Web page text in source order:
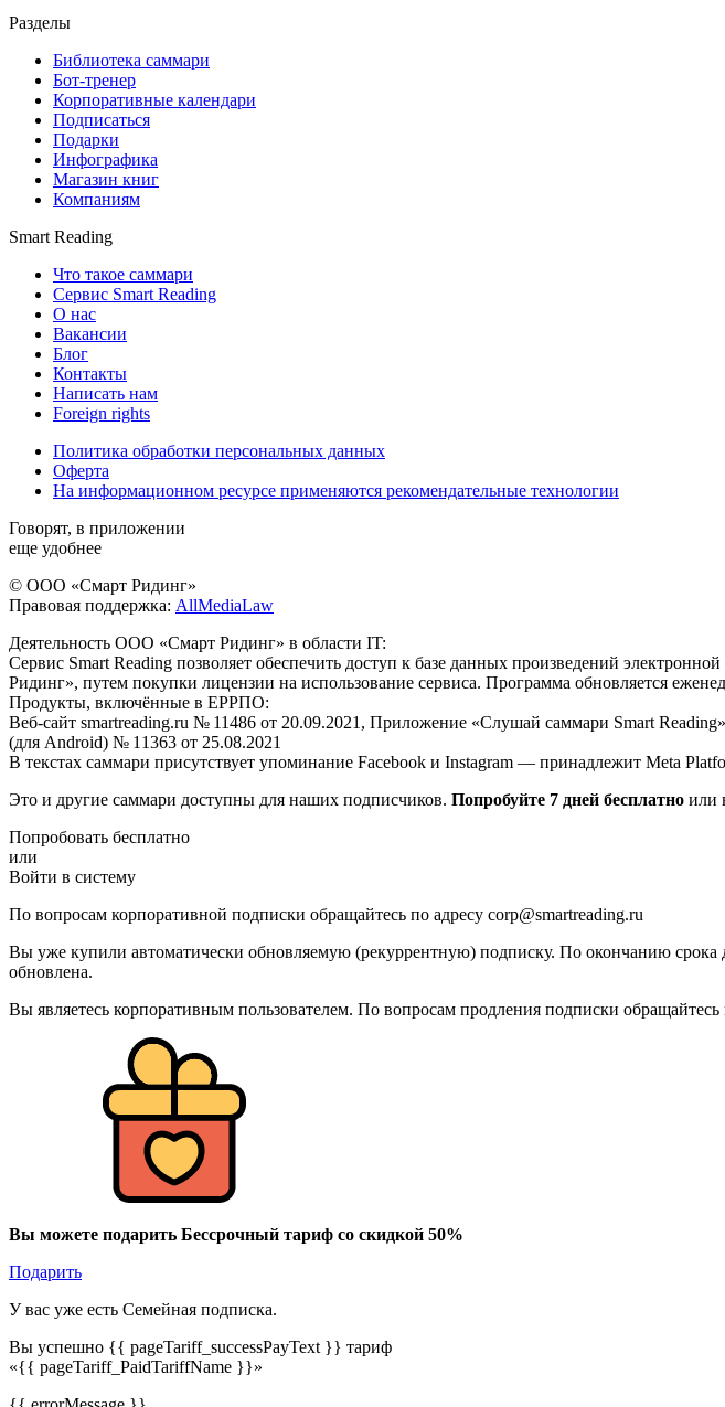
Разделы
Библиотека саммари
Бот-тренер
Корпоративные календари
Подписаться
Подарки
Инфографика
Магазин книг
Компаниям
Smart Reading
Что такое саммари
Сервис Smart Reading
О нас
Вакансии
Блог
Контакты
Написать нам
Foreign rights
Политика обработки персональных данных
Оферта
На информационном ресурсе применяются рекомендательные технологии
Говорят, в приложении
еще удобнее
© ООО «Смарт Ридинг»
Правовая поддержка: AllMediaLaw
Деятельность ООО «Смарт Ридинг» в области IT:
Сервис Smart Reading позволяет обеспечить доступ к базе данных произведений
Ридинг», путем покупки лицензии на использование сервиса. Программа обновляется
Продукты, включённые в ЕРРПО:
Веб-сайт smartreading.ru № 11486 от 20.09.2021, Приложение «Слушай саммари Smart
(для Android) № 11363 от 25.08.2021
В текстах саммари присутствует упоминание Facebook и Instagram — принадлежит Meta
Это и другие саммари доступны для наших подписчиков. Попробуйте 7 дней бесплатно или
Попробовать бесплатно
или
Войти в систему
По вопросам корпоративной подписки обращайтесь по адресу corp@smartreading.ru
Вы уже купили автоматически обновляемую (рекуррентную) подписку. По окончанию срока
обновлена.
Вы являетесь корпоративным пользователем. По вопросам продления подписки
Вы можете подарить Бессрочный тариф со скидкой 50%
Подарить
У вас уже есть Семейная подписка.
Вы успешно {{ pageTariff_successPayText }} тариф
«{{ pageTariff_PaidTariffName }}»